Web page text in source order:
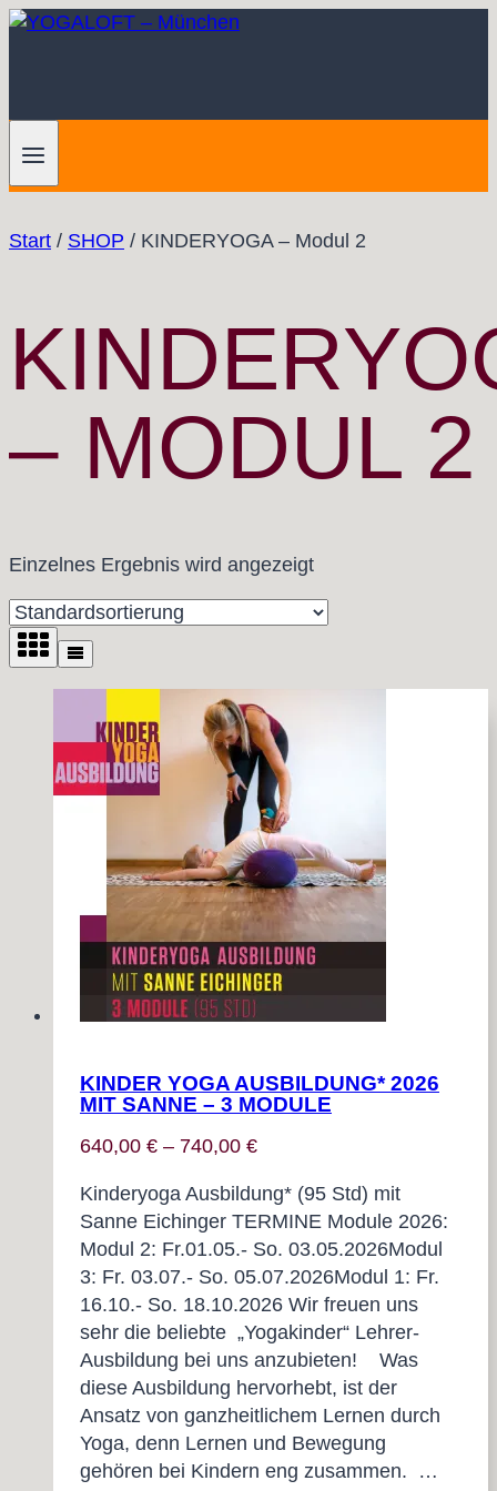
Zum
Start / SHOP / KINDERYOGA – Modul 2
– MODUL 2
Einzelnes Ergebnis wird angezeigt
KINDER YOGA AUSBILDUNG* 2026
MIT SANNE – 3 MODULE
640,00 € – 740,00 €
Kinderyoga Ausbildung* (95 Std) mit
Sanne Eichinger TERMINE Module 2026:
Modul 2: Fr.01.05.- So. 03.05.2026Modul
3: Fr. 03.07.- So. 05.07.2026Modul 1: Fr.
16.10.- So. 18.10.2026 Wir freuen uns
sehr die beliebte „Yogakinder“ Lehrer-
Ausbildung bei uns anzubieten! Was
diese Ausbildung hervorhebt, ist der
Ansatz von ganzheitlichem Lernen durch
Yoga, denn Lernen und Bewegung
gehören bei Kindern eng zusammen. …